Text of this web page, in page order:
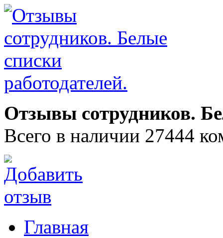
Отзывы сотрудников.
Всего в наличии 27444
Главная